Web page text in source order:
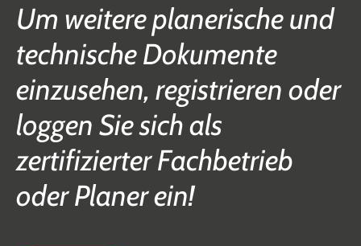
Um weitere planerische und
technische Dokumente
einzusehen, registrieren oder
loggen Sie sich als
zertifizierter Fachbetrieb
oder Planer ein!